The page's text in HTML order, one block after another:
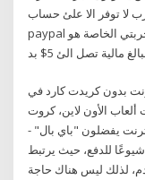
لا توفر الا علئ حساب
paypal غير مفعل فكيف يمكنك الشراء عبر من خلال تجربتي الخاصة هو
مالية تصل الئ 5$ بد
بدون كريدت كارد في
ألعاب الأون لاين، كروت
الإنترنت يفضلون "باي بال" -
للدفع، حيث يرتبط
لذلك ليس هناك حاجة